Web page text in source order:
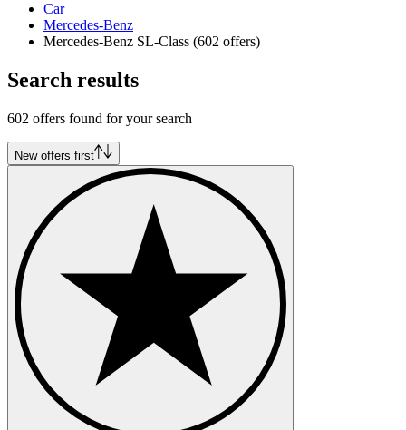
Car
Mercedes-Benz
Mercedes-Benz SL-Class (602 offers)
Search results
602 offers found for your search
New offers first